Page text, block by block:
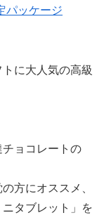
パッケージ
に大人気の高級
ョコレートの
方にオススメ、
タブレット」を